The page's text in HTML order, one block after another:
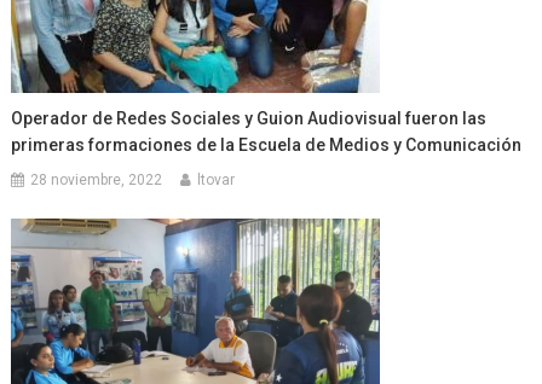
Operador de Redes Sociales y Guion Audiovisual fueron las
primeras formaciones de la Escuela de Medios y Comunicación
28 noviembre, 2022 ltovar